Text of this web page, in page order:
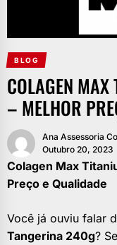
BLOG
COLAGEN
– MELHOR
Ana Assessoria
Outubro 20, 2023
Colagen Max
Preço e Qualidade
Você já ouviu falar
Tangerina 240g?